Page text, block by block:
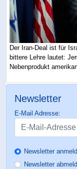
Der Iran-Deal ist für
bittere Lehre lautet:
Nebenprodukt
Newsletter
E-Mail Adresse:
Newsletter
Newsletter